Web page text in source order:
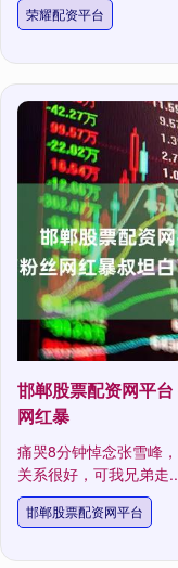
荣耀配资平台
邯郸股票配资网平
网红暴
痛哭8分钟悼念张雪峰
关系很好，可我兄弟走
邯郸股票配资网平台